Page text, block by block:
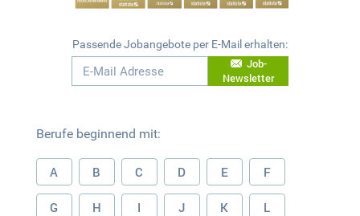
Passende Jobangebote per E-Mail erhalten:
Job-
Newsletter
Berufe beginnend mit:
A B C D E F
G H I J K L